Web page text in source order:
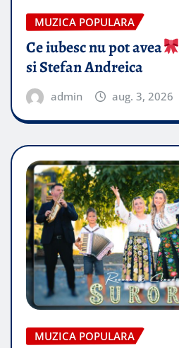
MUZICA POPULARA
Ce iubesc nu pot avea
si Stefan Andreica
admin aug. 3, 2026
MUZICA POPULARA